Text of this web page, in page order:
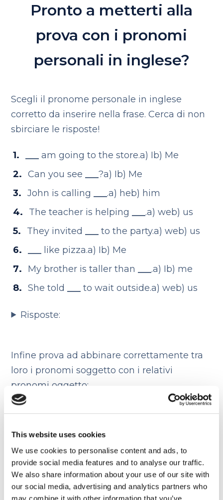
This website uses cookies
We use cookies to personalise content and ads, to
provide social media features and to analyse our traffic.
We also share information about your use of our site with
our social media, advertising and analytics partners who
may combine it with other information that you’ve
Pronto a metterti alla
prova con i pronomi
personali in inglese?
Scegli il pronome personale in inglese
corretto da inserire nella frase. Cerca di non
sbirciare le risposte!
am going to the store.a) Ib) Me
Can you see
___?a) Ib) Me
John is calling
.a) heb) him
The teacher is helping
.a) web) us
They invited
to the party.a) web) us
like pizza.a) Ib) Me
My brother is taller than
.a) Ib) me
She told
to wait outside.a) web) us
Risposte:
Infine prova ad abbinare correttamente tra
loro i pronomi soggetto con i relativi
pronomi oggetto:
Pronomi soggetto
I
You
He
We